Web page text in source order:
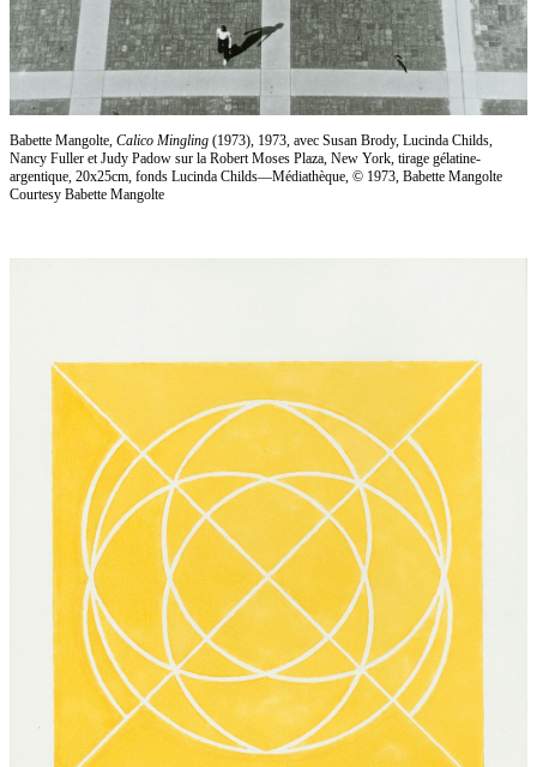
Babette Mangolte, Calico Mingling (1973), 1973, avec Susan Brody, Lucinda Childs,
Nancy Fuller et Judy Padow sur la Robert Moses Plaza, New York, tirage gélatine-
argentique, 20x25cm, fonds Lucinda Childs—Médiathèque, © 1973, Babette Mangolte
Courtesy Babette Mangolte